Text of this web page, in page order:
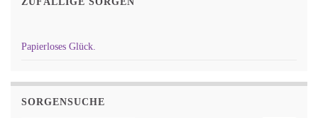
Papierloses Glück.
SORGENSUCHE